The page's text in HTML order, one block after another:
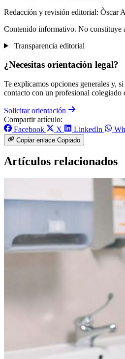
Redacción y revisión editorial: Òscar
Contenido informativo. No constituye
Transparencia editorial
¿Necesitas orientación legal?
Te explicamos opciones generales y,
contacto con un profesional colegiado
Solicitar orientación
Compartir artículo:
Facebook
X LinkedIn
Copiar enlace Copiado
Artículos relacionados